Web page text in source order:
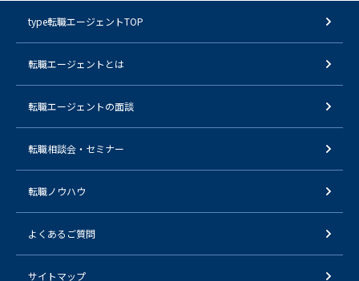
type転職エージェントTOP
転職エージェントとは
転職エージェントの面談
転職相談会・セミナー
転職ノウハウ
よくあるご質問
サイトマップ